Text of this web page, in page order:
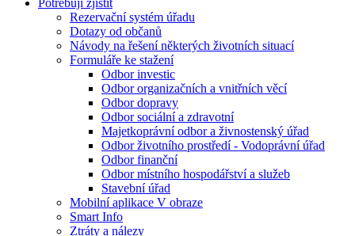
Potřebuji zjistit
Rezervační systém úřadu
Dotazy od občanů
Návody na řešení některých životních situací
Formuláře ke stažení
Odbor investic
Odbor organizačních a vnitřních věcí
Odbor dopravy
Odbor sociální a zdravotní
Majetkoprávní odbor a živnostenský úřad
Odbor životního prostředí - Vodoprávní úřad
Odbor finanční
Odbor místního hospodářství a služeb
Stavební úřad
Mobilní aplikace V obraze
Smart Info
Ztráty a nálezy